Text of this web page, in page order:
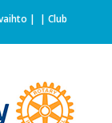
| | Club